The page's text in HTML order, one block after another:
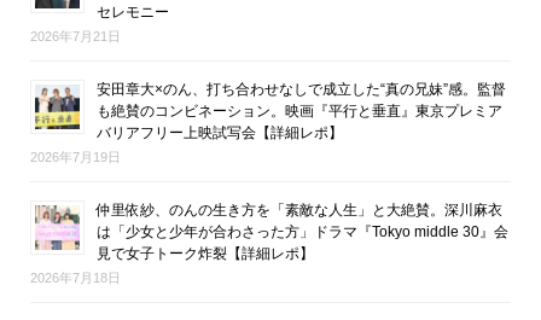
セレモニー
2026年7月21日
安田章大×のん、打ち合わせなしで成立した“真の兄妹”感。監督
も絶賛のコンビネーション。映画『平行と垂直』東京プレミア
バリアフリー上映試写会【詳細レポ】
2026年7月19日
仲里依紗、のんの生き方を「素敵な人生」と大絶賛。深川麻衣
は「少女と少年が合わさった方」ドラマ『Tokyo middle 30』会
見で女子トーク炸裂【詳細レポ】
2026年7月18日